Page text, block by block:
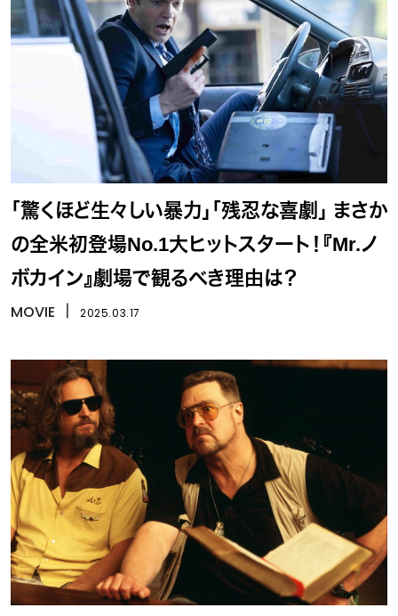
「驚くほど生々しい暴力」「残忍な喜劇」 まさか
の全米初登場No.1大ヒットスタート！『Mr.ノ
ボカイン』劇場で観るべき理由は？
MOVIE 2025.03.17